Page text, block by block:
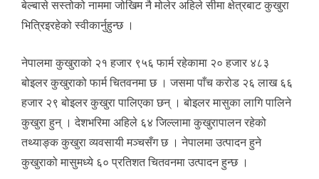
बेल्बासे सस्तोको नाममा जोखिम नै मोलेर अहिले सीमा क्षेत्रबाट कुखुरा
भित्रिइरहेको स्वीकार्नुहुन्छ ।
नेपालमा कुखुराको २१ हजार ९५६ फार्म रहेकामा २० हजार ४८३
बोइलर कुखुराको फार्म चितवनमा छ । जसमा पाँच करोड २६ लाख ६६
हजार २९ बोइलर कुखुरा पालिएका छन् । बोइलर मासुका लागि पालिने
कुखुरा हुन् । देशभरिमा अहिले ६४ जिल्लामा कुखुरापालन रहेको
तथ्याङ्क कुखुरा व्यवसायी मञ्चसँग छ । नेपालमा उत्पादन हुने
कुखुराको मासुमध्ये ६० प्रतिशत चितवनमा उत्पादन हुन्छ ।